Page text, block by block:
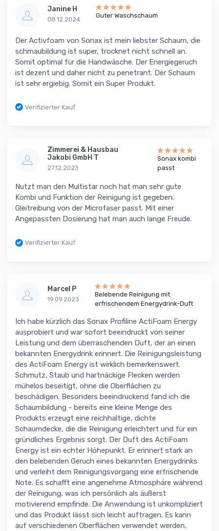
Janine H
08.12.2024
Guter Waschschaum
Der Activfoam von Sonax ist mein liebster Schaum, die
schmaubildung ist super, trocknet nicht schnell an.
Somit optimal für die Handwäsche. Der Energiegeruch
ist dezent und daher nicht zu penetrant. Der Schaum
ist sehr ergiebig. Somit ein Super Produkt.
Verifizierter Kauf
Zimmerei & Hausbau
Jakobi GmbH T
27.12.2023
Sonax kombi
passt
Nutzt man den Multistar noch hat man sehr gute
Kombi und Funktion der Reinigung ist gegeben.
Gleitreibung von der Microfaser passt. Mit einer
Angepassten Dosierung hat man auch lange Freude.
Verifizierter Kauf
Marcel P
19.09.2023
Belebende Reinigung mit
erfrischendem Energydrink-Duft
Ich habe kürzlich das Sonax Profiline ActiFoam Energy
ausprobiert und war sofort beeindruckt von seiner
Leistung und dem überraschenden Duft, der an einen
bekannten Energydrink erinnert. Die Reinigungsleistung
des ActiFoam Energy ist wirklich bemerkenswert.
Schmutz, Staub und hartnäckige Flecken werden
mühelos beseitigt, ohne die Oberflächen zu
beschädigen. Besonders beeindruckend fand ich die
Schaumbildung - bereits eine kleine Menge des
Produkts erzeugt eine reichhaltige, dichte
Schaumdecke, die die Reinigung erleichtert und für ein
gründliches Ergebnis sorgt. Der Duft des ActiFoam
Energy ist ein echter Höhepunkt. Er erinnert stark an
den belebenden Geruch eines bekannten Energydrinks
und verleiht dem Reinigungsvorgang eine erfrischende
Note. Es schafft eine angenehme Atmosphäre während
der Reinigung, was ich persönlich als äußerst
motivierend empfinde. Die Anwendung ist unkompliziert
und das Produkt lässt sich leicht auftragen. Es kann
auf verschiedenen Oberflächen verwendet werden,